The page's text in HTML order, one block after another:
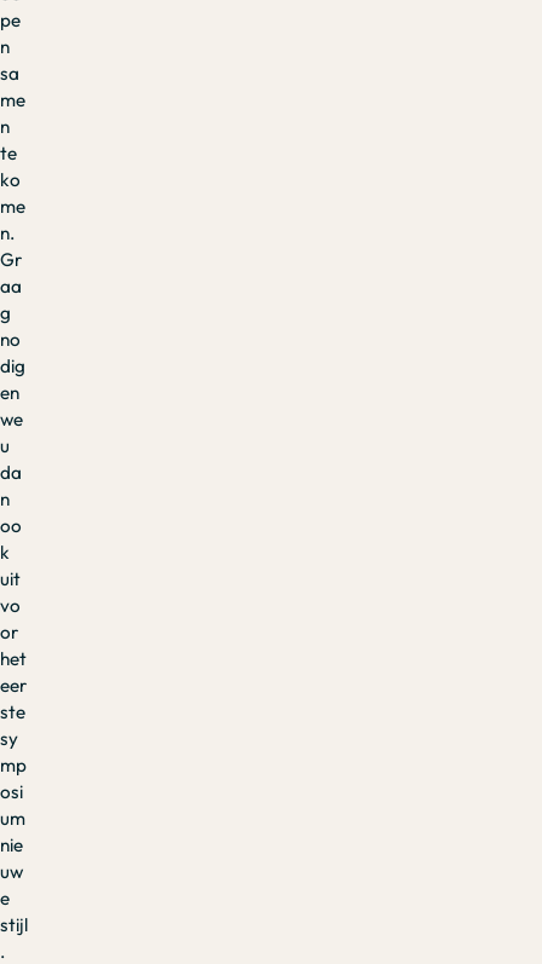
pe
n
sa
me
n
te
ko
me
n.
Gr
aa
g
no
dig
en
we
u
da
n
oo
k
uit
vo
or
het
eer
ste
sy
mp
osi
um
nie
uw
e
stijl
.